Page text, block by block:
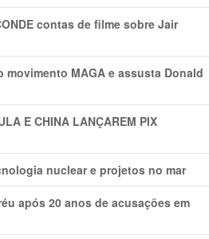
contas de filme sobre Jair
movimento MAGA e assusta Donald
E CHINA LANÇAREM PIX
nuclear e projetos no mar
após 20 anos de acusações em